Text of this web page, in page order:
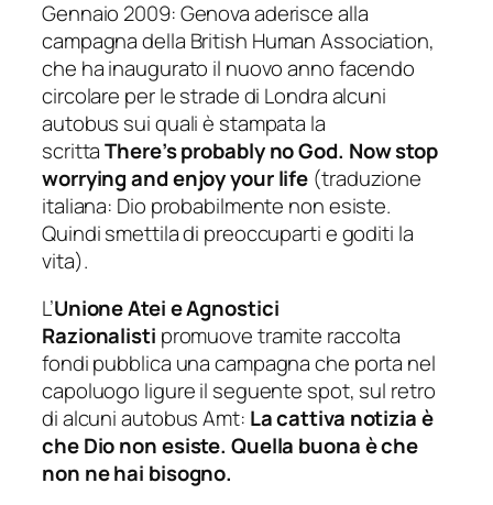
Gennaio 2009: Genova aderisce alla
campagna della British Human Association,
che ha inaugurato il nuovo anno facendo
circolare per le strade di Londra alcuni
autobus sui quali è stampata la
scrittaThere’s probably no God. Now stop
worrying and enjoy your life (traduzione
italiana: Dio probabilmente non esiste.
Quindi smettila di preoccuparti e goditi la
vita).
L’Unione Atei e Agnostici
Razionalisti promuove tramite raccolta
fondi pubblica una campagna che porta nel
capoluogo ligure il seguente spot, sul retro
di alcuni autobus Amt: La cattiva notizia è
che Dio non esiste. Quella buona è che
non ne hai bisogno.